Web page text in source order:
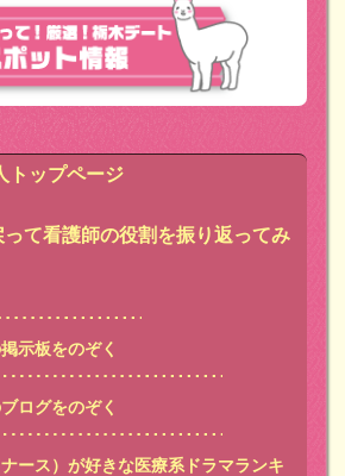
トップページ
って看護師の役割を振り返ってみ
示板をのぞく
ログをのぞく
ース）が好きな医療系ドラマランキ